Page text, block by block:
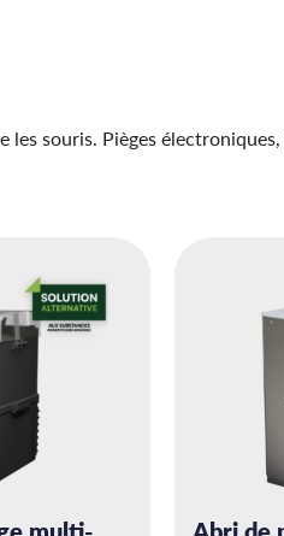
les souris. Pièges